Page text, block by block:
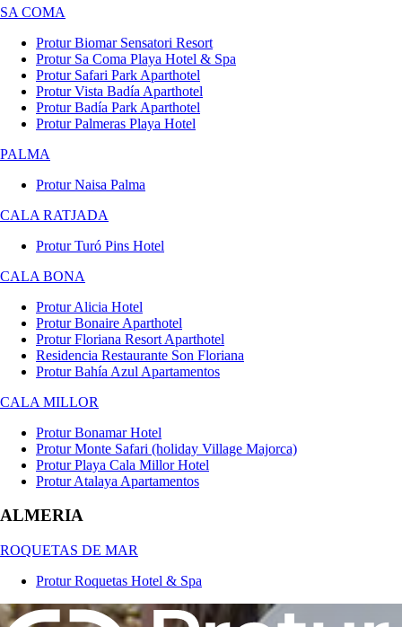
SA COMA
Protur Biomar Sensatori Resort
Protur Sa Coma Playa Hotel & Spa
Protur Safari Park Aparthotel
Protur Vista Badía Aparthotel
Protur Badía Park Aparthotel
Protur Palmeras Playa Hotel
PALMA
Protur Naisa Palma
CALA RATJADA
Protur Turó Pins Hotel
CALA BONA
Protur Alicia Hotel
Protur Bonaire Aparthotel
Protur Floriana Resort Aparthotel
Residencia Restaurante Son Floriana
Protur Bahía Azul Apartamentos
CALA MILLOR
Protur Bonamar Hotel
Protur Monte Safari (holiday Village Majorca)
Protur Playa Cala Millor Hotel
Protur Atalaya Apartamentos
ALMERIA
ROQUETAS DE MAR
Protur Roquetas Hotel & Spa